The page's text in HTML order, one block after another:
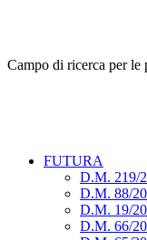
Campo di ricerca per le
FUTURA
D.M. 219/
D.M. 88/
D.M. 19/
D.M. 66/